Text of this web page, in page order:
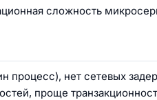
сложность
процесс), нет сетевых
проще